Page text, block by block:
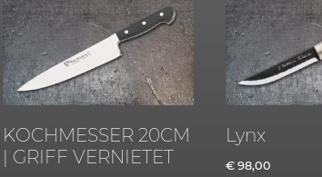
KOCHMESSER 20CM
| GRIFF VERNIETET
Lynx
€98,00